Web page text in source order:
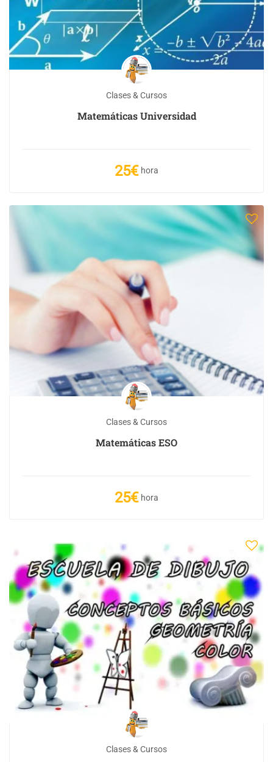
Clases & Cursos
Matemáticas Universidad
25€ hora
Clases & Cursos
Matemáticas ESO
25€ hora
Clases & Cursos